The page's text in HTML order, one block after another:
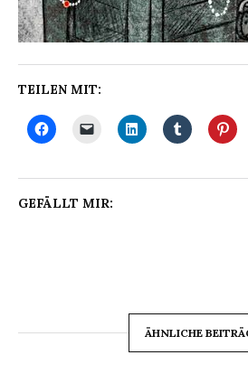
TEILEN MIT:
GEFÄLLT MIR:
ÄHNLICHE